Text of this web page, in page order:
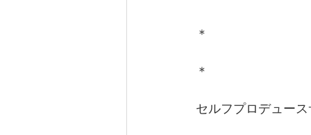
＊
＊
セルフプロデュー